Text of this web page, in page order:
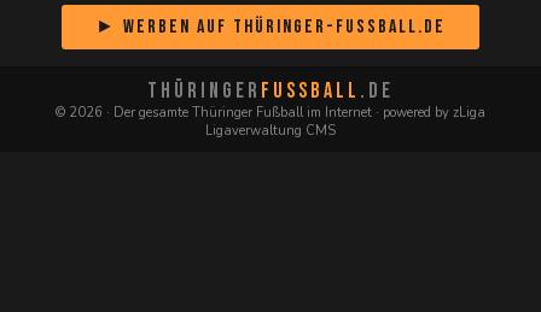
► Werben auf Thüringer-Fussball.de
THÜRINGER FUSSBALL .DE
© 2026 · Der gesamte Thüringer Fußball im Internet · powered by zLiga
Ligaverwaltung CMS